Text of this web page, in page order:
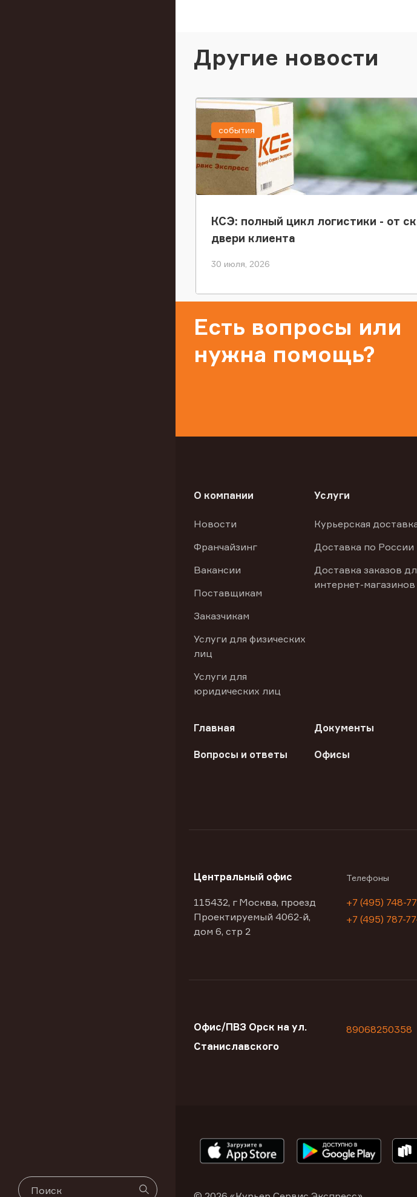
Другие новости
КСЭ: полный цикл логистики - от
двери клиента
30 июля, 2026
события
Есть вопросы или
нужна помощь?
О компании
Новости
Франчайзинг
Вакансии
Поставщикам
Заказчикам
Услуги для физических
лиц
Услуги для
юридических лиц
Услуги
Курьерская
Доставка по России
Доставка заказов
интернет-магазинов
Главная Документы
Вопросы и ответы Офисы
Центральный офис
115432, г Москва, проезд
Проектируемый 4062-й,
дом 6, стр 2
Телефоны
+7 (495) 748-
+7 (495) 787-
Офис/ПВЗ Орск на ул.
Станиславского
89068250358